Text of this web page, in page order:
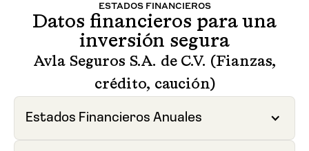
ESTADOS FINANCIEROS
Datos financieros para una
inversión segura
Avla Seguros S.A. de C.V. (Fianzas,
crédito, caución)
Estados Financieros Anuales